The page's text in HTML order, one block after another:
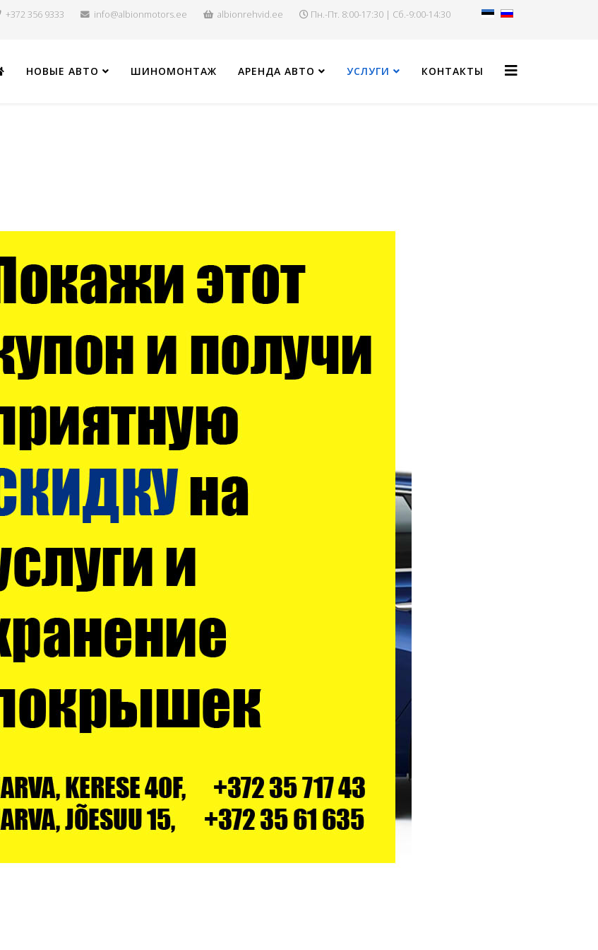
+372 356 9333 info@albionmotors.ee albionrehvid.ee Пн.-Пт. 8:00-17:30 | Сб.-9:00-14:30
НОВЫЕ АВТО ШИНОМОНТАЖ АРЕНДА АВТО УСЛУГИ КОНТАКТЫ